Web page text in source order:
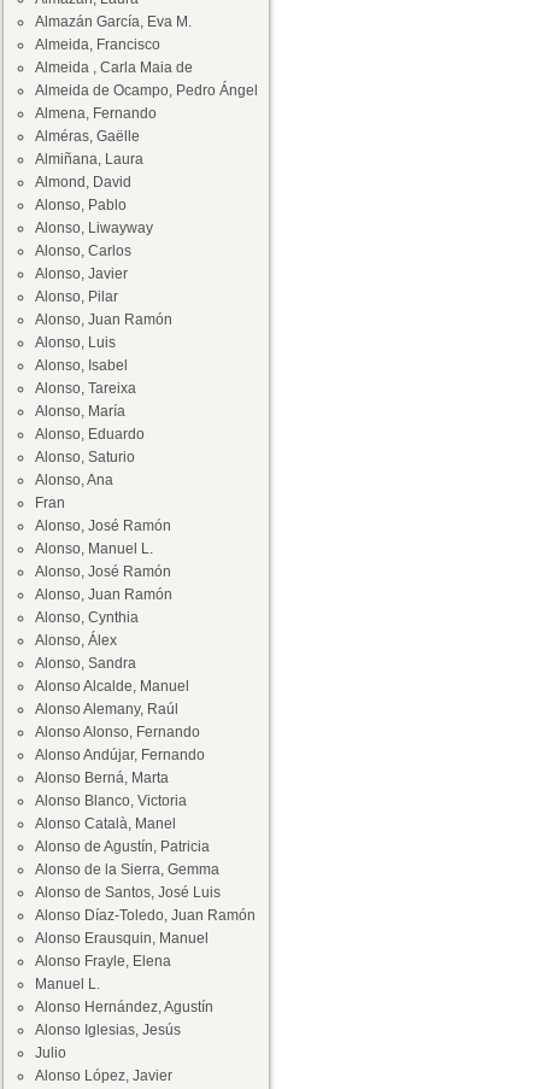
Almazán García, Eva M.
Almeida, Francisco
Almeida , Carla Maia de
Almeida de Ocampo, Pedro Ángel
Almena, Fernando
Alméras, Gaëlle
Almiñana, Laura
Almond, David
Alonso, Pablo
Alonso, Liwayway
Alonso, Carlos
Alonso, Javier
Alonso, Pilar
Alonso, Juan Ramón
Alonso, Luis
Alonso, Isabel
Alonso, Tareixa
Alonso, María
Alonso, Eduardo
Alonso, Saturio
Alonso, Ana
Fran
Alonso, José Ramón
Alonso, Manuel L.
Alonso, José Ramón
Alonso, Juan Ramón
Alonso, Cynthia
Alonso, Álex
Alonso, Sandra
Alonso Alcalde, Manuel
Alonso Alemany, Raúl
Alonso Alonso, Fernando
Alonso Andújar, Fernando
Alonso Berná, Marta
Alonso Blanco, Victoria
Alonso Català, Manel
Alonso de Agustín, Patricia
Alonso de la Sierra, Gemma
Alonso de Santos, José Luis
Alonso Díaz-Toledo, Juan Ramón
Alonso Erausquin, Manuel
Alonso Frayle, Elena
Manuel L.
Alonso Hernández, Agustín
Alonso Iglesias, Jesús
Julio
Alonso López, Javier